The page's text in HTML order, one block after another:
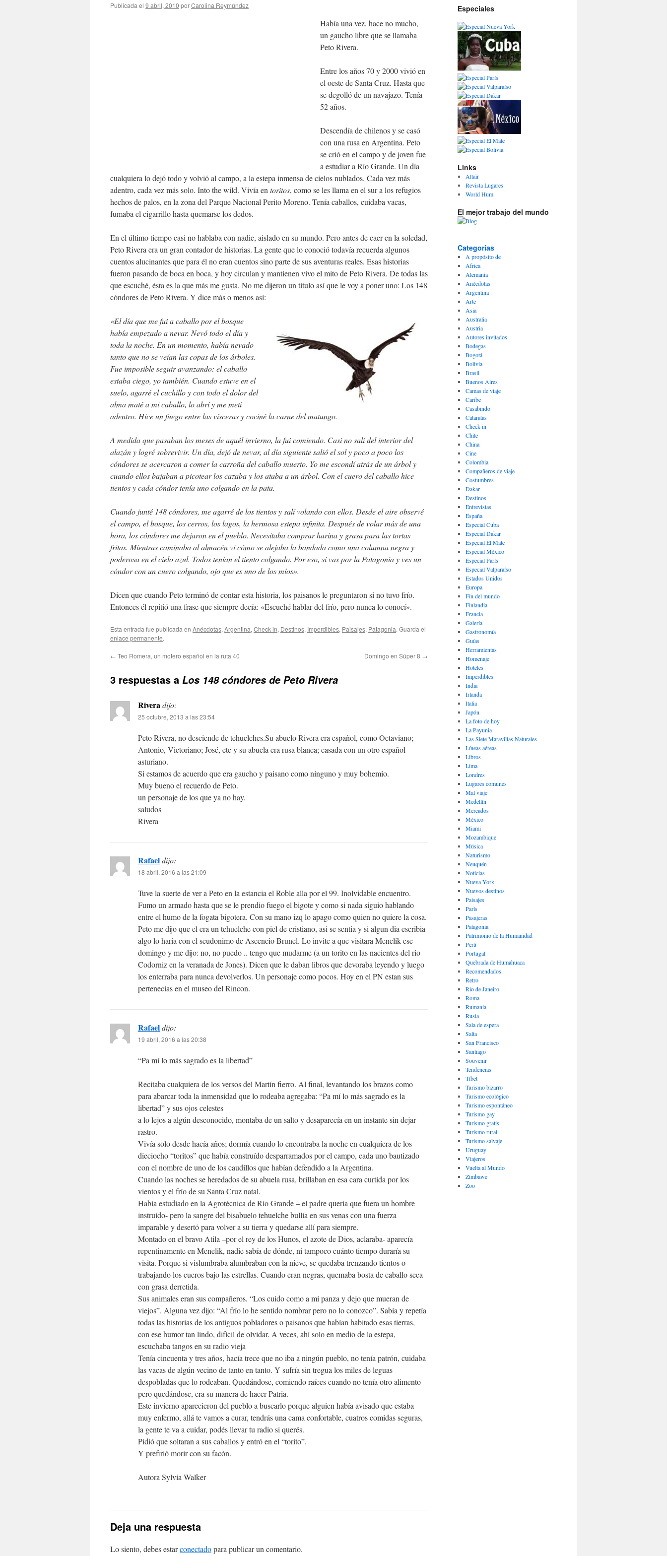
Publicada el 9 abril, 2010 porCarolina Reymúndez
Había una vez, hace no mucho,
un gaucho libre que se llamaba
Peto Rivera.
Entre los años 70 y 2000 vivió en
el oeste de Santa Cruz. Hasta que
se degolló de un navajazo. Tenía
52 años.
Descendía de chilenos y se casó
con una rusa en Argentina. Peto
se crió en el campo y de joven fue
a estudiar a Río Grande. Un día
cualquiera lo dejó todo y volvió al campo, a la estepa inmensa de cielos nublados. Cada vez más
adentro, cada vez más solo. Into the wild. Vivía en toritos, como se les llama en el sur a los refugios
hechos de palos, en la zona del Parque Nacional Perito Moreno. Tenía caballos, cuidaba vacas,
fumaba el cigarrillo hasta quemarse los dedos.
En el último tiempo casi no hablaba con nadie, aislado en su mundo. Pero antes de caer en la soledad,
Peto Rivera era un gran contador de historias. La gente que lo conoció todavía recuerda algunos
cuentos alucinantes que para él no eran cuentos sino parte de sus aventuras reales. Esas historias
fueron pasando de boca en boca, y hoy circulan y mantienen vivo el mito de Peto Rivera. De todas las
que escuché, ésta es la que más me gusta. No me dijeron un título así que le voy a poner uno: Los 148
cóndores de Peto Rivera. Y dice más o menos así:
«El día que me fui a caballo por el bosque
había empezado a nevar. Nevó todo el día y
toda la noche. En un momento, había nevado
tanto que no se veían las copas de los árboles.
Fue imposible seguir avanzando: el caballo
estaba ciego, yo también. Cuando estuve en el
suelo, agarré el cuchillo y con todo el dolor del
alma maté a mi caballo, lo abrí y me metí
adentro. Hice un fuego entre las vísceras y cociné la carne del matungo.
A medida que pasaban los meses de aquél invierno, la fui comiendo. Casi no salí del interior del
alazán y logré sobrevivir. Un día, dejó de nevar, al día siguiente salió el sol y poco a poco los
cóndores se acercaron a comer la carroña del caballo muerto. Yo me escondí atrás de un árbol y
cuando ellos bajaban a picotear los cazaba y los ataba a un árbol. Con el cuero del caballo hice
tientos y cada cóndor tenía uno colgando en la pata.
Cuando junté 148 cóndores, me agarré de los tientos y salí volando con ellos. Desde el aire observé
el campo, el bosque, los cerros, los lagos, la hermosa estepa infinita. Después de volar más de una
hora, los cóndores me dejaron en el pueblo. Necesitaba comprar harina y grasa para las tortas
fritas. Mientras caminaba al almacén vi cómo se alejaba la bandada como una columna negra y
poderosa en el cielo azul. Todos tenían el tiento colgando. Por eso, si vas por la Patagonia y ves un
cóndor con un cuero colgando, ojo que es uno de los míos».
Dicen que cuando Peto terminó de contar esta historia, los paisanos le preguntaron si no tuvo frío.
Entonces él repitió una frase que siempre decía: «Escuché hablar del frío, pero nunca lo conocí».
Esta entrada fue publicada en Anécdotas, Argentina, Check in, Destinos, Imperdibles, Paisajes, Patagonia. Guarda el
enlace permanente.
← Teo Romera, un motero español en la ruta 40 Domingo en Súper 8 →
3 respuestas a Los 148 cóndores de Peto Rivera
Riveradijo:
25 octubre, 2013 a las 23:54
Peto Rivera, no desciende de tehuelches.Su abuelo Rivera era español, como Octaviano;
Antonio, Victoriano; José, etc y su abuela era rusa blanca; casada con un otro español
asturiano.
Si estamos de acuerdo que era gaucho y paisano como ninguno y muy bohemio.
Muy bueno el recuerdo de Peto.
un personaje de los que ya no hay.
saludos
Rivera
Rafaeldijo:
18 abril, 2016 a las 21:09
Tuve la suerte de ver a Peto en la estancia el Roble alla por el 99. Inolvidable encuentro.
Fumo un armado hasta que se le prendio fuego el bigote y como si nada siguio hablando
entre el humo de la fogata bigotera. Con su mano izq lo apago como quien no quiere la cosa.
Peto me dijo que el era un tehuelche con piel de cristiano, asi se sentia y si algun dia escribia
algo lo haria con el seudonimo de Ascencio Brunel. Lo invite a que visitara Menelik ese
domingo y me dijo: no, no puedo .. tengo que mudarme (a un torito en las nacientes del rio
Codorniz en la veranada de Jones). Dicen que le daban libros que devoraba leyendo y luego
los enterraba para nunca devolverlos. Un personaje como pocos. Hoy en el PN estan sus
pertenecias en el museo del Rincon.
Rafaeldijo:
19 abril, 2016 a las 20:38
“Pa mí lo más sagrado es la libertad”
Recitaba cualquiera de los versos del Martín fierro. Al final, levantando los brazos como
para abarcar toda la inmensidad que lo rodeaba agregaba: “Pa mí lo más sagrado es la
libertad” y sus ojos celestes
a lo lejos a algún desconocido, montaba de un salto y desaparecía en un instante sin dejar
rastro.
Vivía solo desde hacía años; dormía cuando lo encontraba la noche en cualquiera de los
dieciocho “toritos” que había construído desparramados por el campo, cada uno bautizado
con el nombre de uno de los caudillos que habían defendido a la Argentina.
Cuando las noches se heredados de su abuela rusa, brillaban en esa cara curtida por los
vientos y el frío de su Santa Cruz natal.
Había estudiado en la Agrotécnica de Río Grande – el padre quería que fuera un hombre
instruído- pero la sangre del bisabuelo tehuelche bullía en sus venas con una fuerza
imparable y desertó para volver a su tierra y quedarse allí para siempre.
Montado en el bravo Atila –por el rey de los Hunos, el azote de Dios, aclaraba- aparecía
repentinamente en Menelik, nadie sabía de dónde, ni tampoco cuánto tiempo duraría su
visita. Porque si vislumbraba alumbraban con la nieve, se quedaba trenzando tientos o
trabajando los cueros bajo las estrellas. Cuando eran negras, quemaba bosta de caballo seca
con grasa derretida.
Sus animales eran sus compañeros. “Los cuido como a mi panza y dejo que mueran de
viejos”. Alguna vez dijo: “Al frío lo he sentido nombrar pero no lo conozco”. Sabía y repetía
todas las historias de los antiguos pobladores o paisanos que habían habitado esas tierras,
con ese humor tan lindo, difícil de olvidar. A veces, ahí solo en medio de la estepa,
escuchaba tangos en su radio vieja
Tenía cincuenta y tres años, hacía trece que no iba a ningún pueblo, no tenía patrón, cuidaba
las vacas de algún vecino de tanto en tanto. Y sufría sin tregua los miles de leguas
despobladas que lo rodeaban. Quedándose, comiendo raíces cuando no tenía otro alimento
pero quedándose, era su manera de hacer Patria.
Este invierno aparecieron del pueblo a buscarlo porque alguien había avisado que estaba
muy enfermo, allá te vamos a curar, tendrás una cama confortable, cuatros comidas seguras,
la gente te va a cuidar, podés llevar tu radio si querés.
Pidió que soltaran a sus caballos y entró en el “torito”.
Y prefirió morir con su facón.
Autora Sylvia Walker
Deja una respuesta
Lo siento, debes estarconectadopara publicar un comentario.
Especiales
Links
Altaïr
Revista Lugares
World Hum
El mejor trabajo del mundo
Categorías
A propósito de
Africa
Alemania
Anécdotas
Argentina
Arte
Asia
Australia
Austria
Autores invitados
Bodegas
Bogotá
Bolivia
Brasil
Buenos Aires
Camas de viaje
Caribe
Casabindo
Cataratas
Check in
Chile
China
Cine
Colombia
Compañeros de viaje
Costumbres
Dakar
Destinos
Entrevistas
España
Especial Cuba
Especial Dakar
Especial El Mate
Especial México
Especial París
Especial Valparaíso
Estados Unidos
Europa
Fin del mundo
Finlandia
Francia
Galería
Gastronomí­a
Guías
Herramientas
Homenaje
Hoteles
Imperdibles
India
Irlanda
Italia
Japón
La foto de hoy
La Payunia
Las Siete Maravillas Naturales
Lí­neas aéreas
Libros
Lima
Londres
Lugares comunes
Mal viaje
Medellín
Mercados
México
Miami
Mozambique
Música
Naturismo
Neuquén
Noticias
Nueva York
Nuevos destinos
Paisajes
Parí­s
Pasajeras
Patagonia
Patrimonio de la Humanidad
Perú
Portugal
Quebrada de Humahuaca
Recomendados
Retro
Río de Janeiro
Roma
Rumania
Rusia
Sala de espera
Salta
San Francisco
Santiago
Souvenir
Tendencias
Tíbet
Turismo bizarro
Turismo ecológico
Turismo espontáneo
Turismo gay
Turismo gratis
Turismo rural
Turismo salvaje
Uruguay
Viajeros
Vuelta al Mundo
Zimbawe
Zoo